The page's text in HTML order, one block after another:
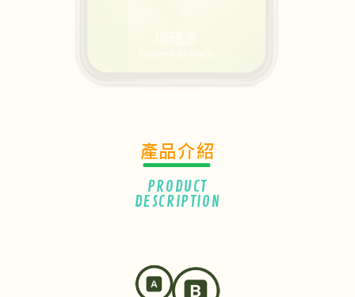
產品介紹
PRODUCT
DESCRIPTION